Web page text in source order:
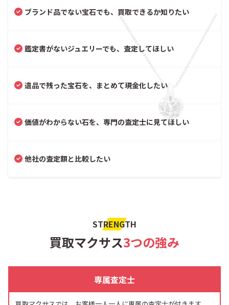
ブランド品でない宝石でも、買取できるか知りたい
鑑定書がないジュエリーでも、査定してほしい
遺品で残った宝石を、まとめて現金化したい
価値がわからない石を、専門の査定士に見てほしい
他社の査定額と比較したい
STRENGTH
買取マクサス3つの強み
専属査定士